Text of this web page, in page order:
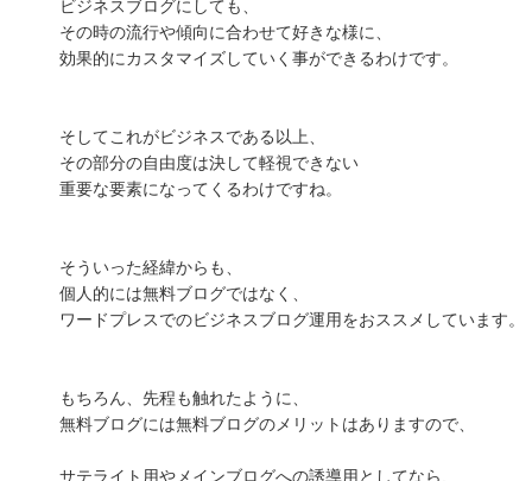
ビジネスブログにしても、
その時の流行や傾向に合わせて好きな様に、
効果的にカスタマイズしていく事ができるわけです。
そしてこれがビジネスである以上、
その部分の自由度は決して軽視できない
重要な要素になってくるわけですね。
そういった経緯からも、
個人的には無料ブログではなく、
ワードプレスでのビジネスブログ運用をおススメしています。
もちろん、先程も触れたように、
無料ブログには無料ブログのメリットはありますので、
サテライト用やメインブログへの誘導用としてなら、